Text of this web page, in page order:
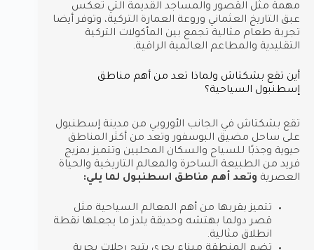
مهمة مثل القصور والمساجد القديمة التي تعكس
عبق التاريخ العثماني وروعة العمارة التركية، وتوفر أيضا
تجربة طعام مثالية تجمع بين المأكولات التركية
التقليدية والمطاعم العالمية الراقية.
أين تقع بشكتاش ولماذا تعد من أهم مناطق
إسطنبول السياحية؟
تقع بشكتاش في الجانب الأوروبي من مدينة إسطنبول
على ساحل مضيق البوسفور وتعد من أكثر المناطق
حيوية وجذبًا للسياح والسكان المحليين وتتميز بمزيج
فريد من الطبيعة الساحرة والمعالم التاريخية والحياة
العصرية وتعد أهم مناطق اسطنبول لما يلي:
تتميز بقربها من أهم المعالم السياحية مثل
قصر دولما بهتشه وحديقة يلدز ما يجعلها نقطة
انطلاق مثالية.